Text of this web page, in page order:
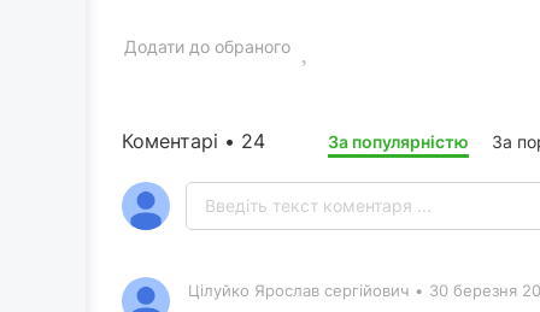
Додати до обраного
Коментарі • 24 За популярністю За
Цілуйко Ярослав сергійович • 30 березня